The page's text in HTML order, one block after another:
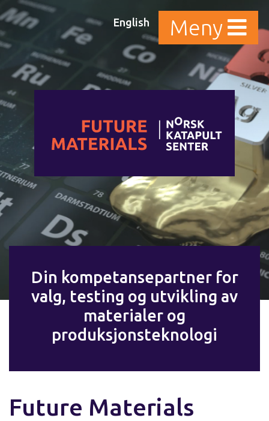
Din kompetansepartner for
valg, testing og utvikling av
materialer og
produksjonsteknologi
Future Materials
English